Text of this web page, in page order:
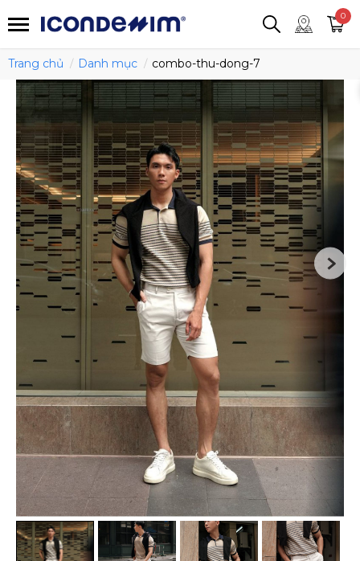
0
Trang chủ Danh mục combo-thu-dong-7